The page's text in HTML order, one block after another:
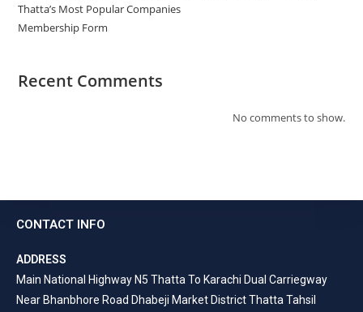
Thatta’s Most Popular Companies
Membership Form
Recent Comments
No comments to show.
CONTACT INFO
ADDRESS
Main National Highway N5 Thatta To Karachi Dual Carriegway
Near Bhanbhore Road Dhabeji Market District Thatta Tahsil